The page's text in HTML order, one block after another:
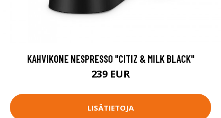
KAHVIKONE NESPRESSO "CITIZ & MILK BLACK"
239 EUR
LISÄTIETOJA